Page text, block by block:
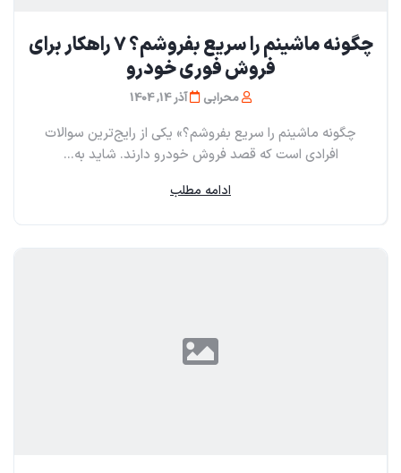
چگونه ماشینم را سریع بفروشم؟ ۷ راهکار برای
فروش فوری خودرو
محرابی آذر 14, 1404
چگونه ماشینم را سریع بفروشم؟» یکی از رایج‌ترین سوالات
افرادی است که قصد فروش خودرو دارند. شاید به...
ادامه مطلب